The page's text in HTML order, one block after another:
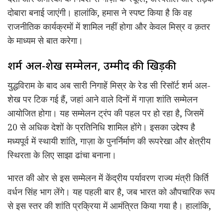
दोबारा बनाई जाएंगी। हालांकि, हमास ने स्पष्ट किया है कि वह
राजनीतिक कार्यक्रमों में शामिल नहीं होगा और केवल मिस्र व क़तर
के माध्यम से बात करेगा।
शर्म अल-शेख सम्मेलन, उम्मीद की खिड़की
युद्धविराम के बाद अब सारी निगाहें मिस्र के रेड सी रिसॉर्ट शर्म अल-
शेख पर टिक गई हैं, जहां आने वाले दिनों में गाज़ा शांति सम्मेलन
आयोजित होगा। यह सम्मेलन ट्रंप की पहल पर हो रहा है, जिसमें
20 से अधिक देशों के प्रतिनिधि शामिल होंगे। इसका उद्देश्य है
मध्यपूर्व में स्थायी शांति, गाज़ा के पुनर्निर्माण की रूपरेखा और क्षेत्रीय
स्थिरता के लिए साझा ढांचा बनाना।
भारत की ओर से इस सम्मेलन में केंद्रीय पर्यावरण राज्य मंत्री किर्ति
वर्धन सिंह भाग लेंगे। यह पहली बार है, जब भारत को औपचारिक रूप
से इस स्तर की शांति प्रक्रिया में आमंत्रित किया गया है। हालांकि,